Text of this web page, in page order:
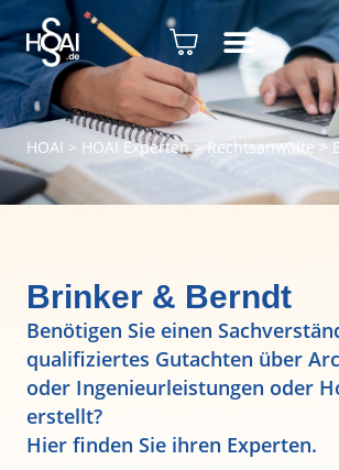
HOAI > HOAI Experten>Rechtsanwälte >
Brinker & Berndt
Benötigen Sie einen
qualifiziertes Gutachten über
oder Ingenieurleistungen oder
erstellt?
Hier finden Sie ihren Experten.